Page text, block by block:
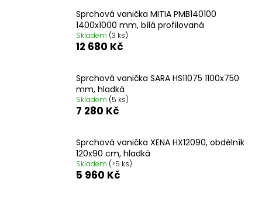
Sprchová vanička MITIA PMB140100
1400x1000 mm, bílá profilovaná
Skladem (3 ks)
12 680 Kč
Sprchová vanička SARA HS11075 1100x750
mm, hladká
Skladem (5 ks)
7 280 Kč
Sprchová vanička XENA HX12090, obdélník
120x90 cm, hladká
Skladem (>5 ks)
5 960 Kč
HLEDAT